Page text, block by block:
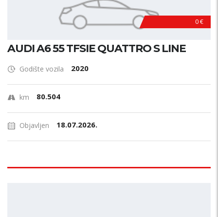
0 €
AUDI A6 55 TFSIE QUATTRO S LINE
Godište vozila 2020
km 80.504
Objavljen 18.07.2026.